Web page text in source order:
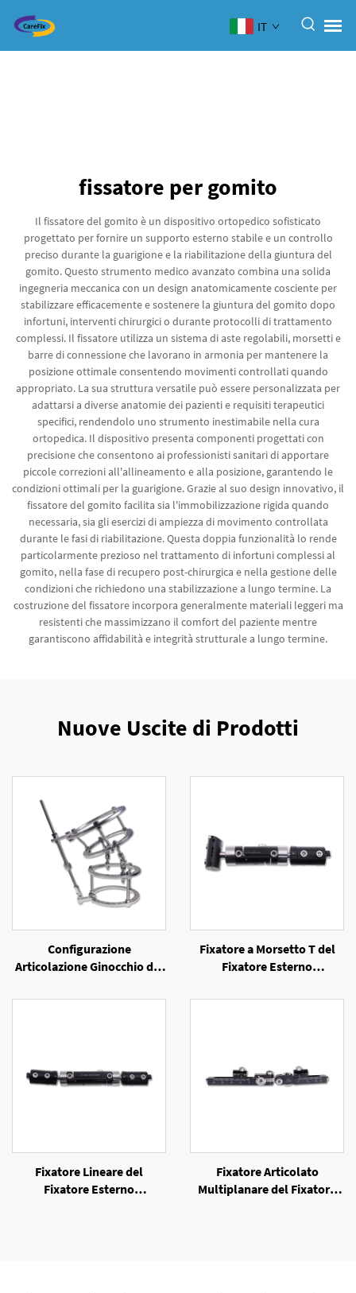
IT
fissatore per gomito
Il fissatore del gomito è un dispositivo ortopedico sofisticato
progettato per fornire un supporto esterno stabile e un controllo
preciso durante la guarigione e la riabilitazione della giuntura del
gomito. Questo strumento medico avanzato combina una solida
ingegneria meccanica con un design anatomicamente cosciente per
stabilizzare efficacemente e sostenere la giuntura del gomito dopo
infortuni, interventi chirurgici o durante protocolli di trattamento
complessi. Il fissatore utilizza un sistema di aste regolabili, morsetti e
barre di connessione che lavorano in armonia per mantenere la
posizione ottimale consentendo movimenti controllati quando
appropriato. La sua struttura versatile può essere personalizzata per
adattarsi a diverse anatomie dei pazienti e requisiti terapeutici
specifici, rendendolo uno strumento inestimabile nella cura
ortopedica. Il dispositivo presenta componenti progettati con
precisione che consentono ai professionisti sanitari di apportare
piccole correzioni all'allineamento e alla posizione, garantendo le
condizioni ottimali per la guarigione. Grazie al suo design innovativo, il
fissatore del gomito facilita sia l'immobilizzazione rigida quando
necessaria, sia gli esercizi di ampiezza di movimento controllata
durante le fasi di riabilitazione. Questa doppia funzionalità lo rende
particolarmente prezioso nel trattamento di infortuni complessi al
gomito, nella fase di recupero post-chirurgica e nella gestione delle
condizioni che richiedono una stabilizzazione a lungo termine. La
costruzione del fissatore incorpora generalmente materiali leggeri ma
resistenti che massimizzano il comfort del paziente mentre
garantiscono affidabilità e integrità strutturale a lungo termine.
Nuove Uscite di Prodotti
Configurazione
Articolazione Ginocchio del
Fixatore a Morsetto T del
Fixatore Esterno
Fixatore Lineare del
Fixatore Esterno
Fixatore Articolato
Multiplanare del Fixatore